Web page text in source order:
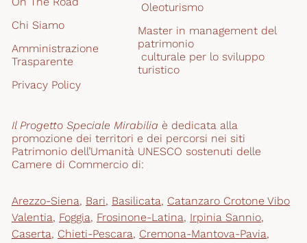
Chi Siamo
Amministrazione
Trasparente
Privacy Policy
Oleoturismo
Master in management del
patrimonio
turistico
Il Progetto Speciale Mirabilia è dedicata alla
promozione dei territori e dei percorsi nei siti
Patrimonio dell’Umanità UNESCO sostenuti delle
Camere di Commercio di:
Arezzo-Siena, Bari, Basilicata, Catanzaro Crotone Vibo
Valentia, Foggia, Frosinone-Latina, Irpinia Sannio,
Caserta, Chieti-Pescara, Cremona-Mantova-Pavia,